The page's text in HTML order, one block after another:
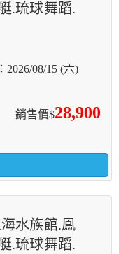
.琉球舞蹈.
2026/08/15 (六)
銷售價$28,900
水族館.鳳
.琉球舞蹈.